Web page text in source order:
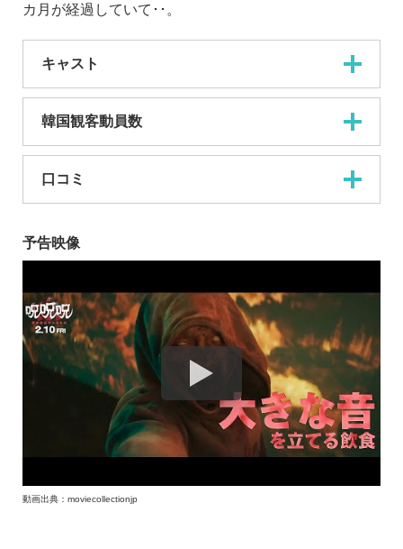
カ月が経過していて･･。
キャスト
韓国観客動員数
口コミ
予告映像
動画出典：moviecollectionjp